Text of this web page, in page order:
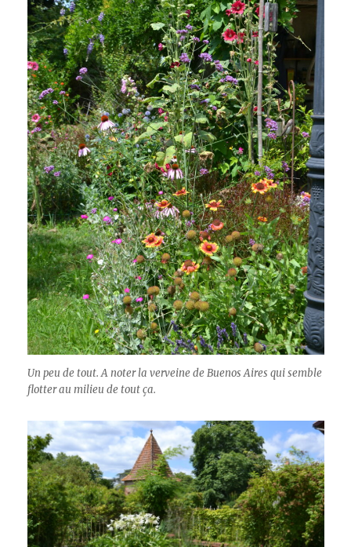
Un peu de tout. A noter la verveine de Buenos Aires qui semble
flotter au milieu de tout ça.